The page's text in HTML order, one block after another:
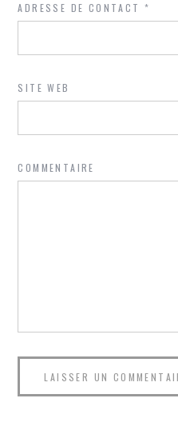
ADRESSE DE CONTACT*
SITE WEB
COMMENTAIRE